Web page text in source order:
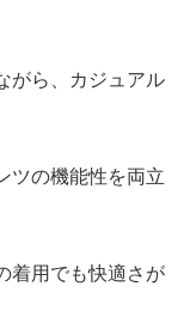
がら、カジュアル
ツの機能性を両立
着用でも快適さが